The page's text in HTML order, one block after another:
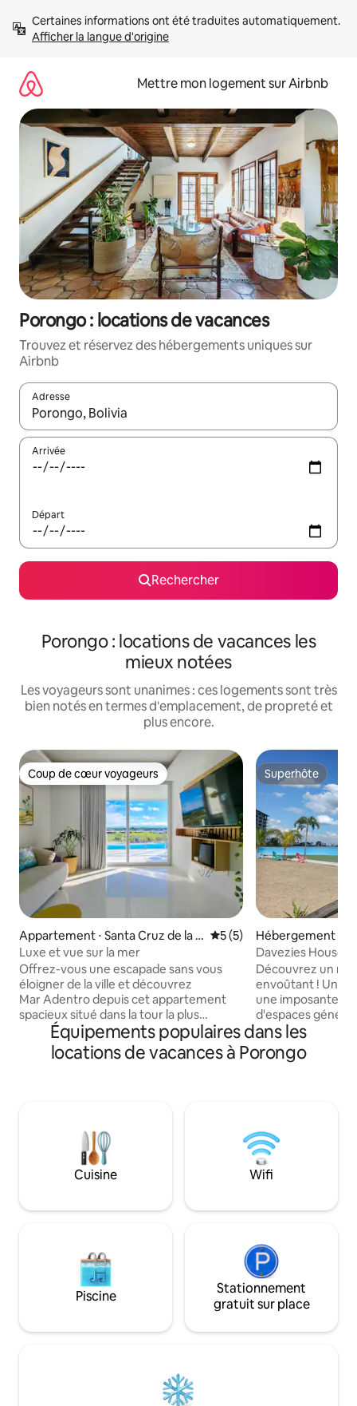
directement
Afficher la langue d'origine
Mettre mon logement sur Airbnb
Porongo : locations de vacances
Trouvez et réservez des hébergements uniques sur
Airbnb
Adresse
Lorsque les résultats s'affichent, utilisez les flèches vers le
Arrivée
Départ
Rechercher
Porongo : locations de vacances les
mieux notées
Les voyageurs sont unanimes : ces logements sont très
bien notés en termes d'emplacement, de propreté et
plus encore.
Coup de cœur voyageurs
Coup de cœur voyageurs
Appartement ⋅ Santa Cruz de la Si
erra
Évaluation moyenne sur
5 (5)
Luxe et vue sur la mer
Offrez-vous une escapade sans vous
éloigner de la ville et découvrez
Mar Adentro depuis cet appartement
spacieux situé dans la tour la plus
récente et la plus exclusive. Réveillez-
vous avec vue sur la plage, détendez-
vous sur votre terrasse privée avec
entièrement équipée, une chambre
avec dressing et une salle de bain privée,
un lave-linge et un parking gratuit.
Profitez d'un accès à la plage, à des
activités nautiques pour vous détendre.
Superhôte
Superhôte
Hébergement ⋅
e la Sierra
Davezies House,
unique, en pleine
​Découvrez un
envoûtant ! Un
une imposante
d'espaces
salon-salle à
gourmande
bord de la piscine
est garanti.
plage, restaurant,
enfants et plus
attendons !
Équipements populaires dans les
locations de vacances à Porongo
Cuisine Wifi
Piscine
Stationnement
gratuit sur place